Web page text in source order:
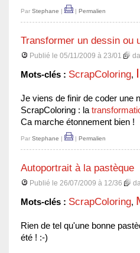
Par Stephane | | Permalien
Transformer un dessin ou
Publié le 05/11/2009 à 23/01
Mots-clés : ScrapColoring,
Je viens de finir de coder une
ScrapColoring : la
Ca marche étonnement bien !
Par Stephane | | Permalien
Autoportrait à la pastèque
Publié le 26/07/2009 à 12/36
Mots-clés : ScrapColoring,
Rien de tel qu'une bonne
été ! :-)